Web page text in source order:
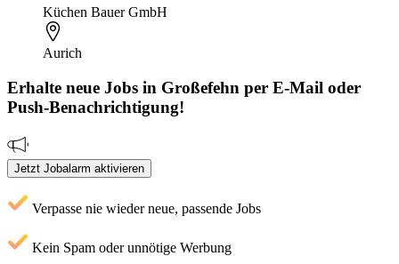
Küchen Bauer GmbH
Aurich
Erhalte neue Jobs in Großefehn per E-Mail oder
Push-Benachrichtigung!
Jetzt Jobalarm aktivieren
Verpasse nie wieder neue, passende Jobs
Kein Spam oder unnötige Werbung